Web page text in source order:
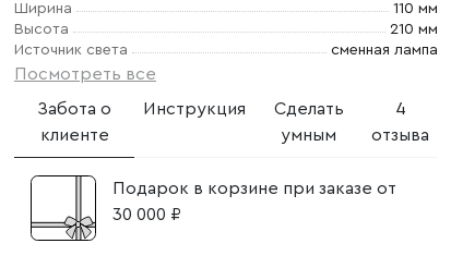
Ширина
110 мм
Высота
210 мм
Источник света
сменная лампа
Посмотреть все
Забота о
клиенте
Инструкция
Сделать
умным
4
отзыва
Подарок в корзине при заказе от
30 000 ₽